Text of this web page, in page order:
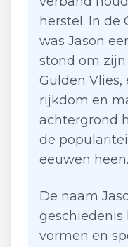
herstel. In de
was Jason
stond om
Gulden Vlies,
rijkdom en
achtergrond
de
eeuwen heen.
De naam
geschiedenis
vormen en